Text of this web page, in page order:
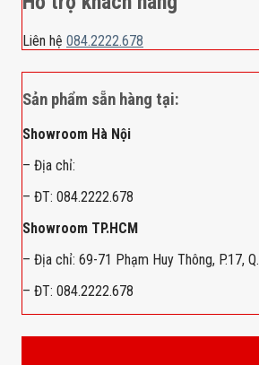
Liên hệ 084.2222.678
Sản phẩm sẵn hàng tại:
Showroom Hà Nội
– Địa chỉ:
– ĐT: 084.2222.678
Showroom TP.HCM
– Địa chỉ: 69-71 Phạm Huy Thông, P.17,
– ĐT: 084.2222.678